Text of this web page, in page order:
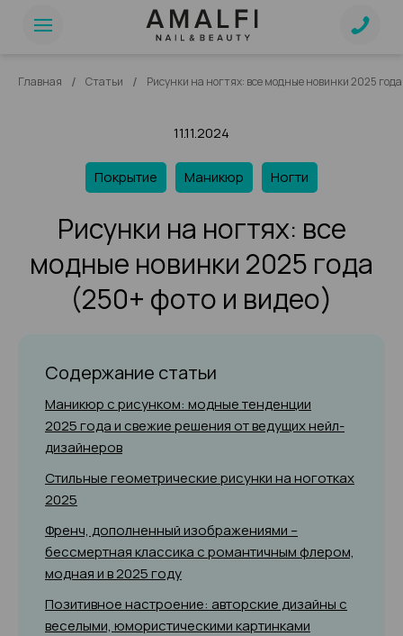
Главная / Статьи / Рисунки на ногтях: все модные новинки 2025
11.11.2024
Покрытие Маникюр Ногти
Рисунки на ногтях: все
модные новинки 2025 года
(250+ фото и видео)
Содержание статьи
Маникюр с рисунком: модные тенденции
2025 года и свежие решения от ведущих нейл-
дизайнеров
Стильные геометрические рисунки на ноготках
2025
Френч, дополненный изображениями –
бессмертная классика с романтичным флером,
модная и в 2025 году
Позитивное настроение: авторские дизайны с
веселыми, юмористическими картинками